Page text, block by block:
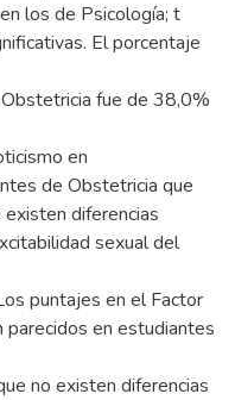
los de Psicología; t
El porcentaje
fue de 38,0%
en
de Obstetricia que
diferencias
sexual del
puntajes en el Factor
en estudiantes
no existen diferencias